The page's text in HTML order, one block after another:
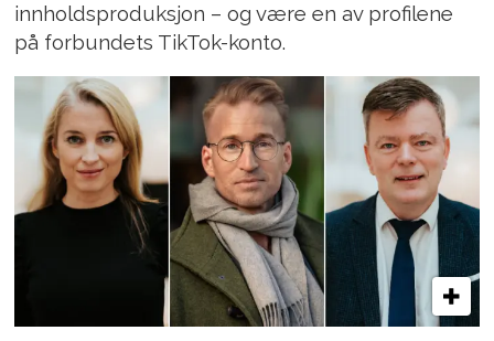
innholdsproduksjon – og være en av profilene
på forbundets TikTok-konto.